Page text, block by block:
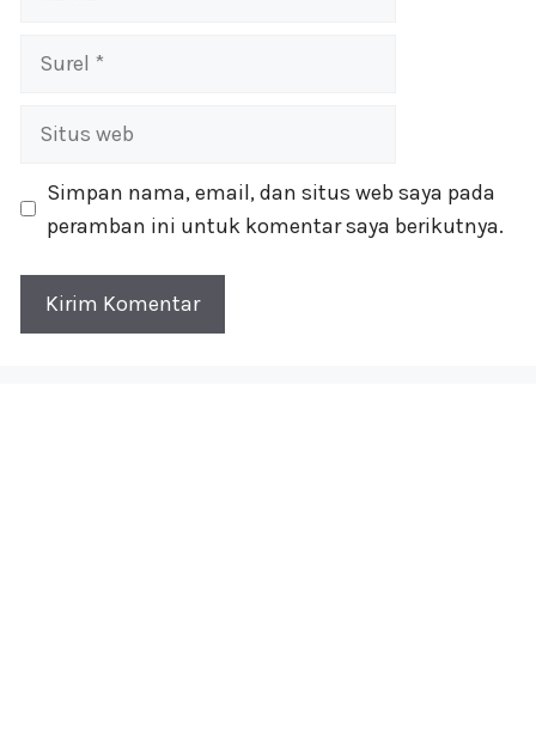
Surel
Situs
Simpan nama, email, dan situs web saya pada
peramban ini untuk komentar saya berikutnya.